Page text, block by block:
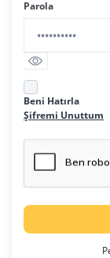
Parola
Beni Hatırla
Şifremi Unuttum